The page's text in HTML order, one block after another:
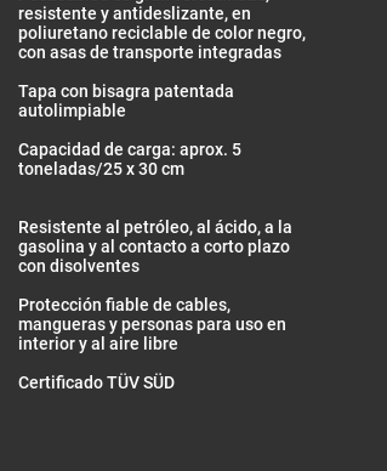
resistente y antideslizante, en
poliuretano reciclable de color negro,
con asas de transporte integradas
Tapa con bisagra patentada
autolimpiable
Capacidad de carga: aprox. 5
toneladas/25 x 30 cm
Resistente al petróleo, al ácido, a la
gasolina y al contacto a corto plazo
con disolventes
Protección fiable de cables,
mangueras y personas para uso en
interior y al aire libre
Certificado TÜV SÜD